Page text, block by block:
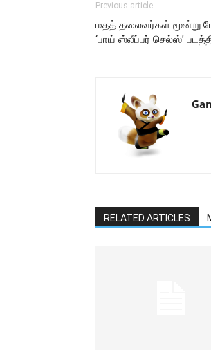
Previous article
மதத் தலைவர்கள் மூன்று
‘பாய் ஸ்லீப்பர் செல்ஸ்’
RELATED ARTICLES